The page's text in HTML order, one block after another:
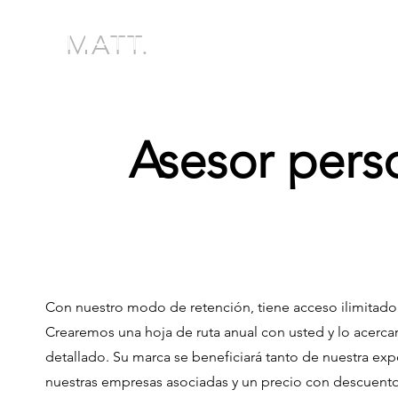
MATT.
Asesor
Con nuestro modo de retención, tiene acceso
Crearemos una hoja de ruta anual con usted y lo
detallado. Su marca se beneficiará tanto de nuestra
nuestras empresas asociadas y un precio con